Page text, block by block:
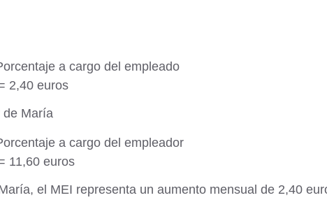
a cargo del empleado
2,40 euros
de María
a cargo del empleador
11,60 euros
el MEI representa un aumento mensual de 2,40